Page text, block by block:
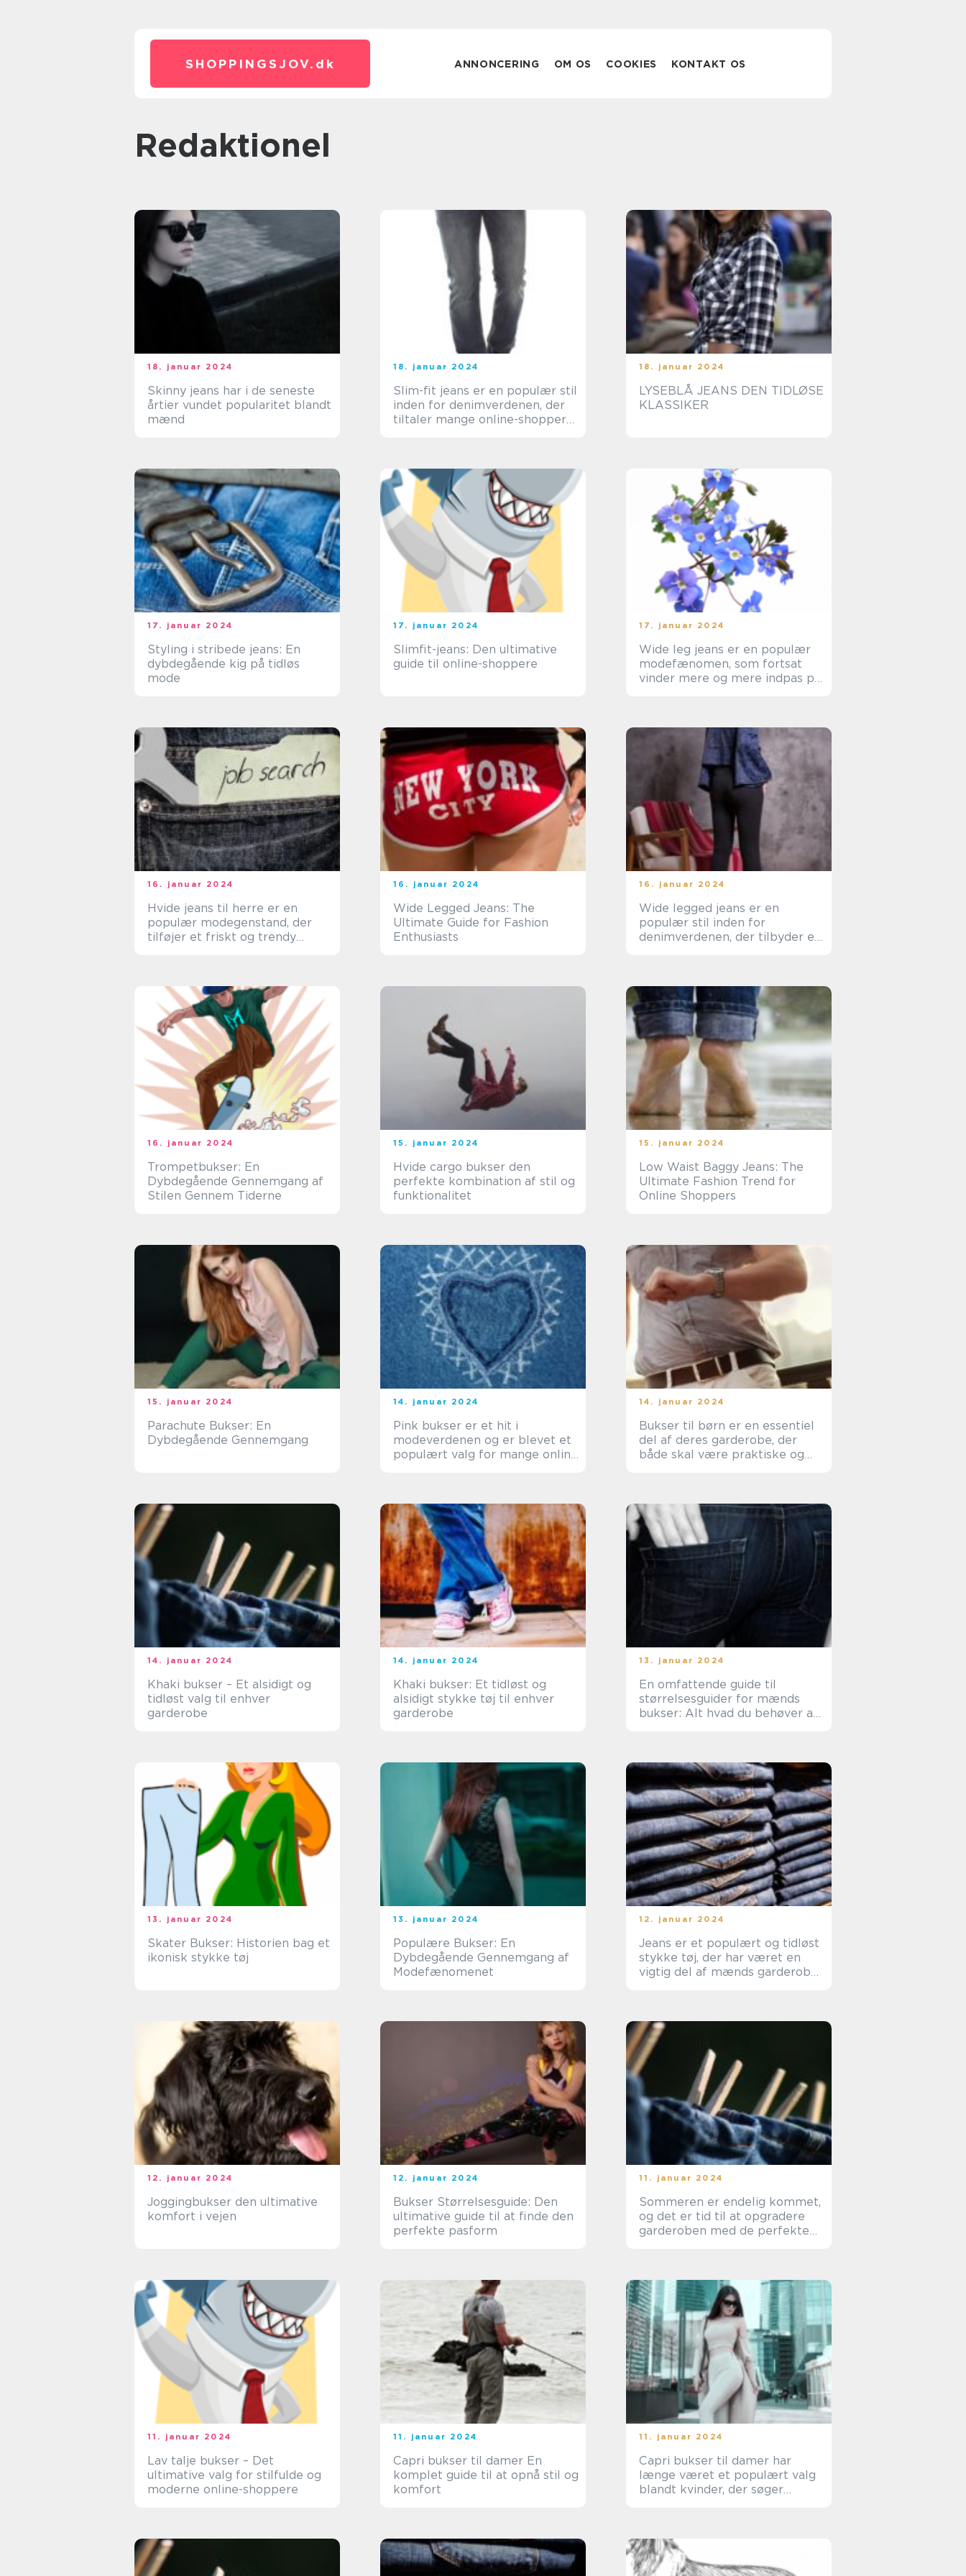
SHOPPINGSJOV. dk ANNONCERING OM OS COOKIES KONTAKT OS
redaktionel
18. januar 2024
Skinny jeans har i de seneste
årtier vundet popularitet blandt
mænd
18. januar 2024
Slim-fit jeans er en populær stil
inden for denimverdenen, der
tiltaler mange online-shoppere
18. januar 2024
LYSEBLÅ JEANS DEN TIDLØSE
KLASSIKER
17. januar 2024
Styling i stribede jeans: En
dybdegående kig på tidløs
mode
17. januar 2024
Slimfit-jeans: Den ultimative
guide til online-shoppere
17. januar 2024
Wide leg jeans er en populær
modefænomen, som fortsat
vinder mere og mere indpas på
16. januar 2024
Hvide jeans til herre er en
populær modegenstand, der
tilføjer et friskt og trendy
16. januar 2024
Wide Legged Jeans: The
Ultimate Guide for Fashion
Enthusiasts
16. januar 2024
Wide legged jeans er en
populær stil inden for
denimverdenen, der tilbyder et
16. januar 2024
Trompetbukser: En
Dybdegående Gennemgang af
Stilen Gennem Tiderne
15. januar 2024
Hvide cargo bukser den
perfekte kombination af stil og
funktionalitet
15. januar 2024
Low Waist Baggy Jeans: The
Ultimate Fashion Trend for
Online Shoppers
15. januar 2024
Parachute Bukser: En
Dybdegående Gennemgang
14. januar 2024
Pink bukser er et hit i
modeverdenen og er blevet et
populært valg for mange online
14. januar 2024
Bukser til børn er en essentiel
del af deres garderobe, der
både skal være praktiske og
14. januar 2024
Khaki bukser – Et alsidigt og
tidløst valg til enhver
garderobe
14. januar 2024
Khaki bukser: Et tidløst og
alsidigt stykke tøj til enhver
garderobe
13. januar 2024
En omfattende guide til
størrelsesguider for mænds
bukser: Alt hvad du behøver at
13. januar 2024
Skater Bukser: Historien bag et
ikonisk stykke tøj
13. januar 2024
Populære Bukser: En
Dybdegående Gennemgang af
Modefænomenet
12. januar 2024
Jeans er et populært og tidløst
stykke tøj, der har været en
vigtig del af mænds garderober
12. januar 2024
Joggingbukser den ultimative
komfort i vejen
12. januar 2024
Bukser Størrelsesguide: Den
ultimative guide til at finde den
perfekte pasform
11. januar 2024
Sommeren er endelig kommet,
og det er tid til at opgradere
garderoben med de perfekte
11. januar 2024
Lav talje bukser – Det
ultimative valg for stilfulde og
moderne online-shoppere
11. januar 2024
Capri bukser til damer En
komplet guide til at opnå stil og
komfort
11. januar 2024
Capri bukser til damer har
længe været et populært valg
blandt kvinder, der søger